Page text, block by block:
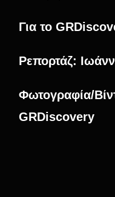
Για το
Ρεπορτάζ:
Φωτογραφία/
GRDiscovery